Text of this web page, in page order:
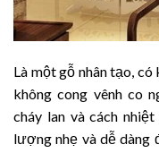
Là một gỗ nhân tạo,
không cong vênh co
cháy lan và cách
lượng nhẹ và dễ dàng